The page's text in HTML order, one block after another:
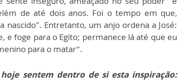
de até dois anos. Foi o tempo em que,
nascido". Entretanto, um anjo ordena a José:
e foge para o Egito; permanece lá até que eu
para o matar”.
sentem dentro de si esta inspiração: